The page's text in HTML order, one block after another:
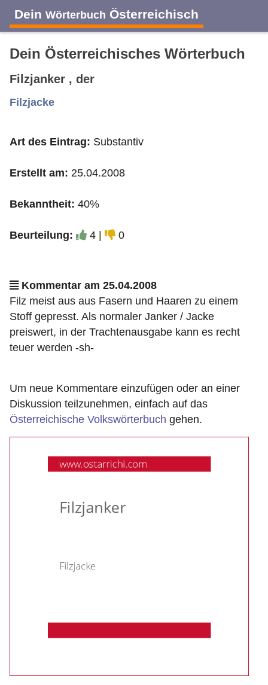
Dein Wörterbuch Österreichisch
A B
J K L M N
Dein Österreichisches Wörterbuch
Filzjanker , der
Filzjacke
Art des Eintrag: Substantiv
Erstellt am: 25.04.2008
Bekanntheit: 40%
Beurteilung: 4 | 0
Kommentar am 25.04.2008
Filz meist aus aus Fasern und Haaren zu einem
Stoff gepresst. Als normaler Janker / Jacke
preiswert, in der Trachtenausgabe kann es recht
teuer werden -sh-
Um neue Kommentare einzufügen oder an einer
Diskussion teilzunehmen, einfach auf das
Österreichische Volkswörterbuch gehen.